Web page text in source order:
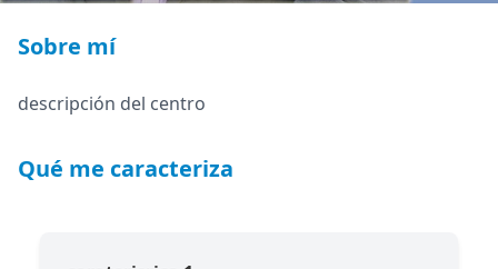
Sobre mí
descripción del centro
Qué me caracteriza